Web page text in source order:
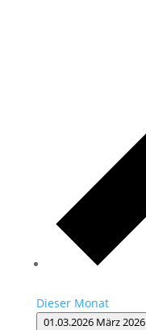
Dieser Monat
01.03.2026 März 2026